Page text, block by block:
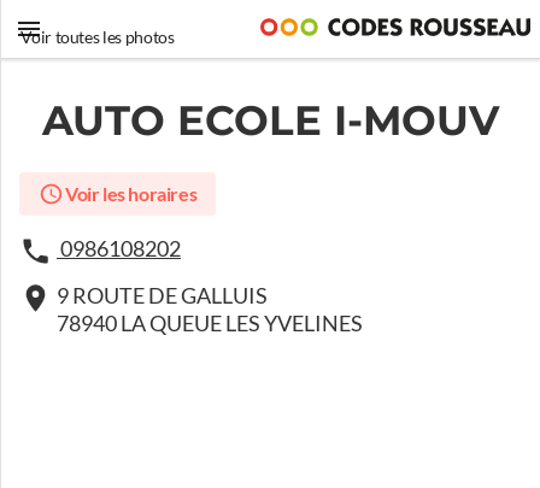
Voir toutes les photos
AUTO ECOLE I-MOUV
Voir les horaires
0986108202
9 ROUTE DE GALLUIS
78940 LA QUEUE LES YVELINES